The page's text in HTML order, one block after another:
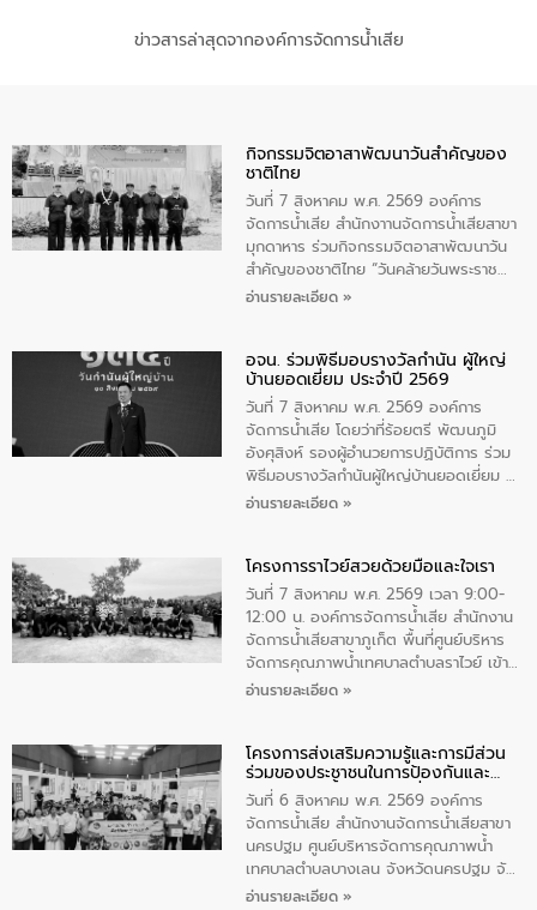
ข่าวสารล่าสุดจากองค์การจัดการน้ำเสีย
กิจกรรมจิตอาสาพัฒนาวันสําคัญของ
ชาติไทย
วันที่ 7 สิงหาคม พ.ศ. 2569 องค์การ
จัดการน้ำเสีย สำนักงาานจัดการน้ำเสียสาขา
มุกดาหาร ร่วมกิจกรรมจิตอาสาพัฒนาวัน
สําคัญของชาติไทย “วันคล้ายวันพระราช
สมภพ สมเด็จพระนางเจ้าสิริกิติ์พระบรม
ทิพย์คำ รองผู้ว่าราชการจังหวัดมุกดาหาร
เป็นประธานในพิธี ณ เรือนจําชั่วคราวนาโสก
ตําบลนาโสก อําเภอเมืองมุกดาหาร จังหวัด
มุกดาหาร โดยในกิจกรรมได้ร่วมปลูกป่า และ
ทําความสะอาดภายในบริเวณ จัดกิจกรรม
เพื่อถวายเป็นพระราชกุศล สมเด็จพระนาง
เจ้าสิริกิติ์พระบรมราชินีนาถ พระบรมราช
อ่านรายละเอียด »
อจน. ร่วมพิธีมอบรางวัลกำนัน ผู้ใหญ่
บ้านยอดเยี่ยม ประจำปี 2569
วันที่ 7 สิงหาคม พ.ศ. 2569 องค์การ
จัดการน้ำเสีย โดยว่าที่ร้อยตรี พัฒนภูมิ
อังศุสิงห์ รองผู้อำนวยการปฏิบัติการ ร่วม
พิธีมอบรางวัลกำนันผู้ใหญ่บ้านยอดเยี่ยม ณ
ทำเนียบรัฐบาล โดยมีนายอนุทิน ชาญวีรกูล
ทองคำและประกาศเกียรติคุณให้แก่ กำนัน
ผู้ใหญ่บ้านยอดเยี่ยม พร้อมกล่าวชื่นชม ให้
โอวาท และมอบนโยบาย
อ่านรายละเอียด »
โครงการราไวย์สวยด้วยมือและใจเรา
วันที่ 7 สิงหาคม พ.ศ. 2569 เวลา 9:00-
12:00 น. องค์การจัดการน้ำเสีย สำนักงาน
จัดการน้ำเสียสาขาภูเก็ต พื้นที่ศูนย์บริหาร
จัดการคุณภาพน้ำเทศบาลตำบลราไวย์ เข้า
ร่วมโครงการราไวย์สวยด้วยมือและใจเรา
ประชาชน ตัวแทนจากโรงแรมต่างๆ ในเขต
เทศบาลตำบลราไวย์ ศูนย์บริหารจัดการ
คุณภาพน้ำเทศบาลตำบลราไวย์ นำโดยนาย
น้อย แก้วเศษ ผู้จัดการสำนักงานจัดการน้ำ
เสียสาขาภูเก็ต พร้อมด้วยเจ้าหน้าที่ จำนวน
5 คน ร่วมทำกิจกรรม ทำความสะอาด
ชายหาดและแหล่งท่องเที่ยว ณ บริเวณ
อ่านรายละเอียด »
โครงการส่งเสริมความรู้และการมีส่วน
ร่วมของประชาชนในการป้องกันและ
แก้ไขปัญหาน้ำเสียอย่างยั่งยืน
วันที่ 6 สิงหาคม พ.ศ. 2569 องค์การ
จัดการน้ำเสีย สำนักงานจัดการน้ำเสียสาขา
นครปฐม ศูนย์บริหารจัดการคุณภาพน้ำ
เทศบาลตำบลบางเลน จังหวัดนครปฐม จัด
กิจกรรมภายใต้โครงการส่งเสริมความรู้และ
อ่านรายละเอียด »